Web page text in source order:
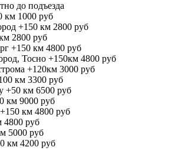
до подъезда
км 1000 руб
+150 км 2800 руб
2800 руб
+150 км 4800 руб
Тосно +150км 4800 руб
+120км 3000 руб
км 3300 руб
+50 км 6500 руб
км 9000 руб
км 4800 руб
4800 руб
5000 руб
км 4200 руб